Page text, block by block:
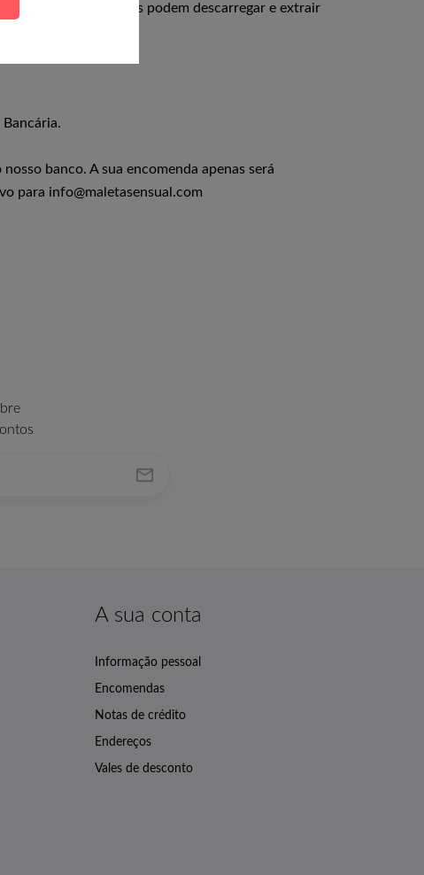
GPS). Os visitantes podem descarregar e extrair
banco. A sua encomenda apenas será
para info@maletasensual.com

A sua conta
Informação pessoal
Encomendas
Notas de crédito
Endereços
Vales de desconto